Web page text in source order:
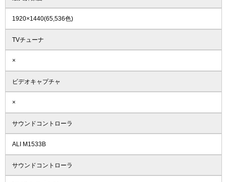
1920×1440(65,536色)
TVチューナ
×
ビデオキャプチャ
×
サウンドコントローラ
ALI M1533B
サウンドコントローラ